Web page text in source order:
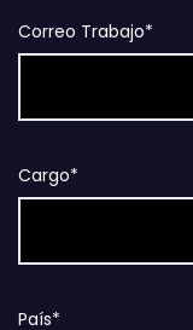
Correo Trabajo*
Cargo*
País*